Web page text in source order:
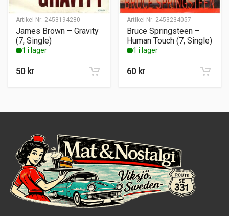
Artikel Nr: 2453194280
James Brown – Gravity
(7, Single)
1 i lager
50 kr
Artikel Nr: 2453234057
Bruce Springsteen –
Human Touch (7, Single)
1 i lager
60 kr